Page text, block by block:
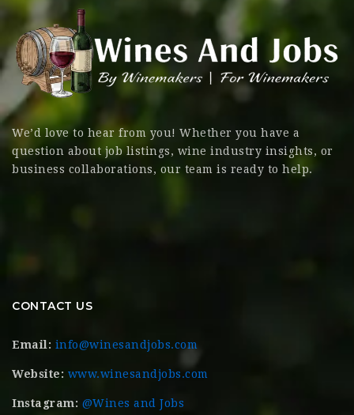
We’d love to hear from you! Whether you have a
question about job listings, wine industry insights, or
business collaborations, our team is ready to help.
CONTACT US
Email: info@winesandjobs.com
Website: www.winesandjobs.com
Instagram: @Wines and Jobs